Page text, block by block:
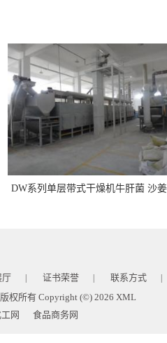
DW系列单层带式干燥机牛肝菌 沙
厅 证书荣誉 联系方式
版权所有 Copyright (©) 2026 XML
网 食品商务网